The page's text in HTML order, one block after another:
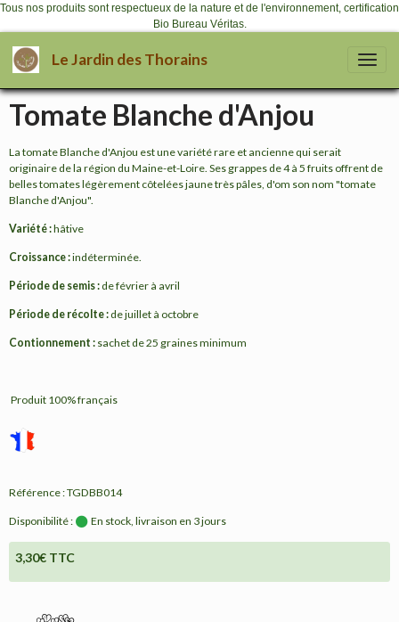
Tous nos produits sont respectueux de la nature et de l'environnement, certification
Bio Bureau Véritas.
Le Jardin des Thorains
Tomate Blanche d'Anjou
La tomate Blanche d'Anjou est une variété rare et ancienne qui serait
originaire de la région du Maine-et-Loire. Ses grappes de 4 à 5 fruits offrent de
belles tomates légèrement côtelées jaune très pâles, d'om son nom "tomate
Blanche d'Anjou".
Variété :hâtive
Croissance :indéterminée.
Période de semis :de février à avril
Période de récolte :de juillet à octobre
Contionnement : sachet de 25 graines minimum
Produit 100% français
Référence : TGDBB014
Disponibilité : En stock, livraison en 3 jours
3,30€ TTC